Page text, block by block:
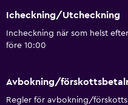
Icheckning/Utcheckning
Incheckning när som helst
före 10:00
Avbokning/
Regler för avbokning/